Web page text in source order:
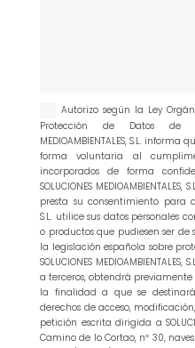
Autorizo según la Ley
Protección de Datos de
MEDIOAMBIENTALES, S.L.
forma voluntaria al
incorporados de forma
SOLUCIONES
presta su consentimiento para que
S.L. utilice sus datos personales
o productos que pudiesen ser de
la legislación española sobre
SOLUCIONES
a terceros, obtendrá
la finalidad a que se
derechos de acceso,
petición escrita dirigida a
Camino de lo Cortao, nº 30,